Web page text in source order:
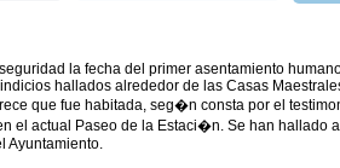
la fecha del primer asentamiento
hallados alrededor de las Casas
que fue habitada, seg�n consta por el
el actual Paseo de la Estaci�n. Se han
Ayuntamiento.